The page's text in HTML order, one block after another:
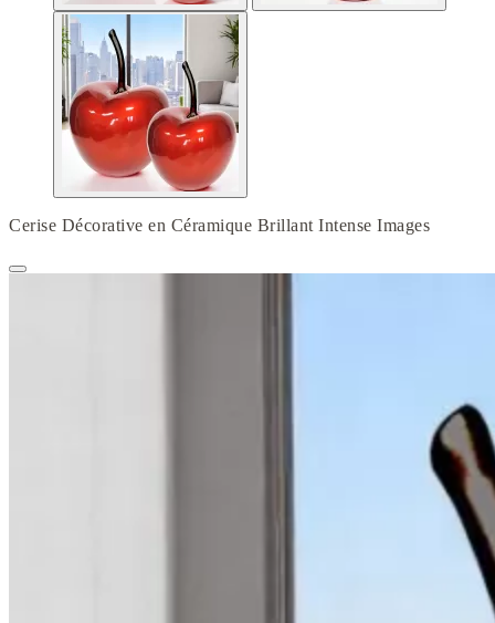
Cerise Décorative en Céramique Brillant Intense Images